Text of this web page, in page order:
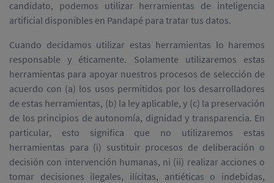
candidato, podemos utilizar herramientas de inteligencia
artificial disponibles en Pandapé para tratar tus datos.
Cuando decidamos utilizar estas herramientas lo haremos
responsable y éticamente. Solamente utilizaremos estas
herramientas para apoyar nuestros procesos de selección de
acuerdo con (a) los usos permitidos por los desarrolladores
de estas herramientas, (b) la ley aplicable, y (c) la preservación
de los principios de autonomía, dignidad y transparencia. En
particular, esto significa que no utilizaremos estas
herramientas para (i) sustituir procesos de deliberación o
decisión con intervención humanas, ni (ii) realizar acciones o
tomar decisiones ilegales, ilícitas, antiéticas o indebidas,